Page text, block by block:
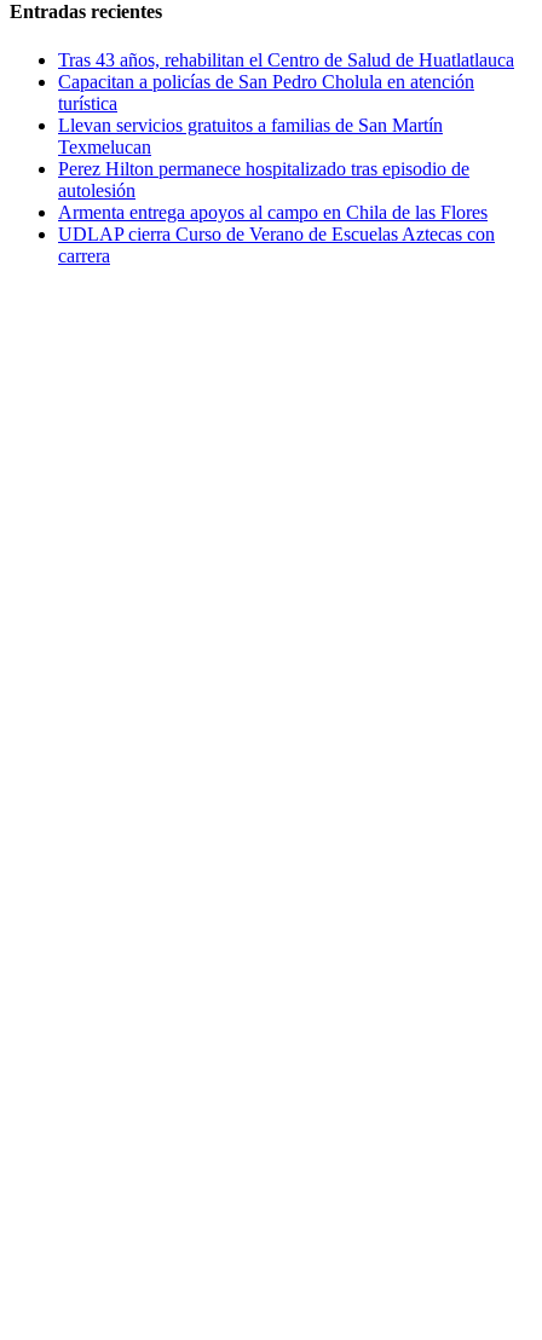
Entradas recientes
Tras 43 años, rehabilitan el Centro de Salud de Huatlatlauca
Capacitan a policías de San Pedro Cholula en atención
turística
Llevan servicios gratuitos a familias de San Martín
Texmelucan
Perez Hilton permanece hospitalizado tras episodio de
autolesión
Armenta entrega apoyos al campo en Chila de las Flores
UDLAP cierra Curso de Verano de Escuelas Aztecas con
carrera